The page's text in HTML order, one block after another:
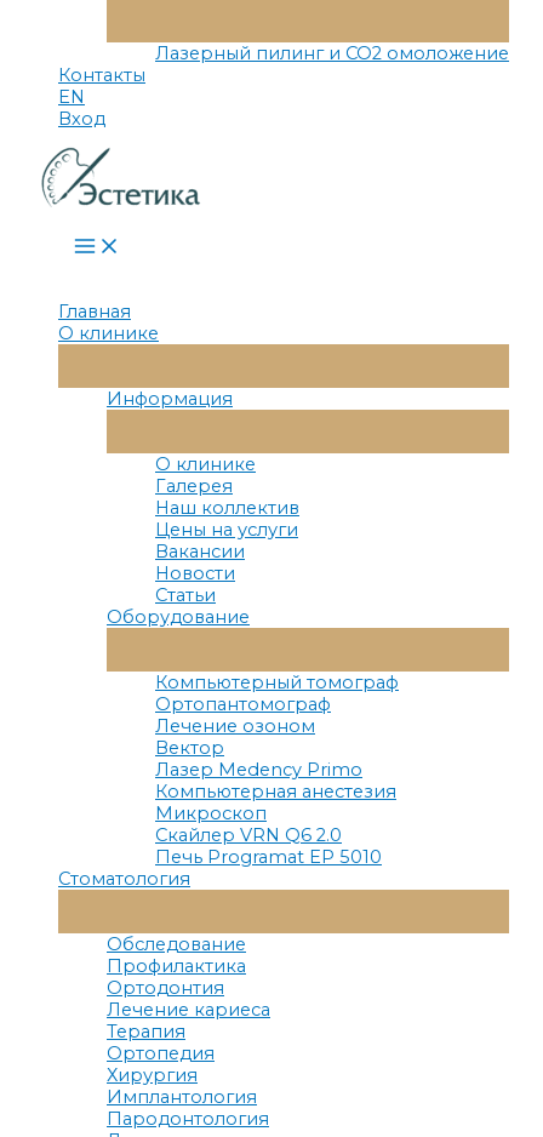
Меню
Лазерный пилинг и СО2 омоложение
Контакты
EN
Вход
Main
Menu
Главная
О клинике
Меню
Информация
Меню
О клинике
Галерея
Наш коллектив
Цены на услуги
Вакансии
Новости
Статьи
Оборудование
Меню
Компьютерный томограф
Ортопантомограф
Лечение озоном
Вектор
Лазер Medency Primo
Компьютерная анестезия
Микроскоп
Скайлер VRN Q6 2.0
Печь Programat EP 5010
Стоматология
Меню
Обследование
Профилактика
Ортодонтия
Лечение кариеса
Терапия
Ортопедия
Хирургия
Имплантология
Пародонтология